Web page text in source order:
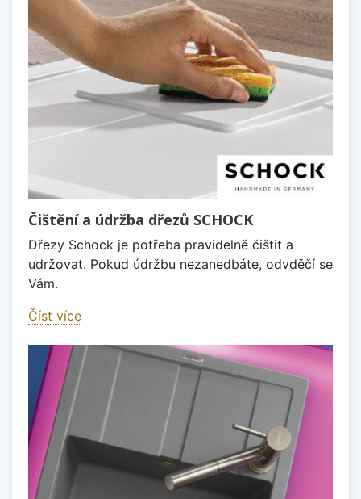
Čištění a údržba dřezů SCHOCK
Dřezy Schock je potřeba pravidelně čištit a
udržovat. Pokud údržbu nezanedbáte, odvděčí se
Vám.
Číst více